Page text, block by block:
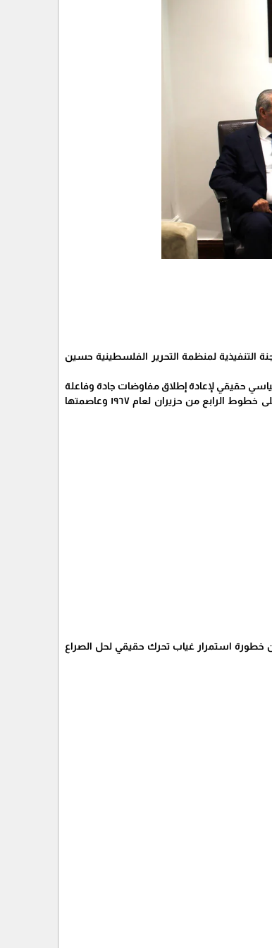
التنفيذية لمنظمة التحرير الفلسطينية حسين
حقيقي لإعادة إطلاق مفاوضات جادة وفاعلة
لتحقيق السلام العادل والشامل وفق حل الدولتين، وبما يجسد الدولة الفلسطينية المستقلة وذات السيادة على خطوط الرابع من حزيران لعام ١٩٦٧ وعاصمتها
خطورة استمرار غياب تحرك حقيقي لحل الصراع